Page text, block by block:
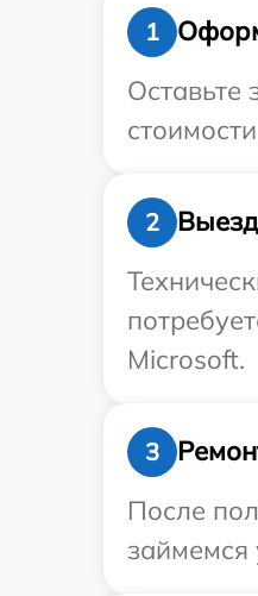
1
Оставьте
2
Microsoft.
3
После
займемся